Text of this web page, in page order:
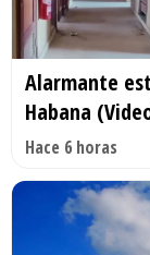
Alarmante
Habana
Hace 6 horas